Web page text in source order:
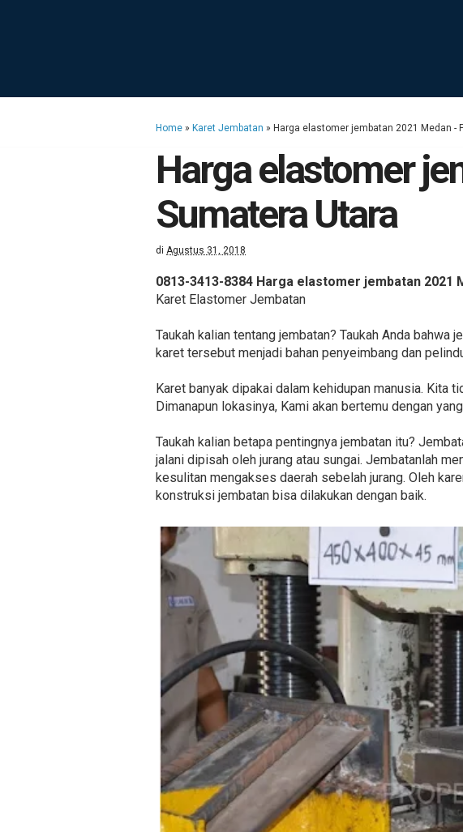
Home » Karet Jembatan » Harga elastomer jembatan 2021 Medan -
Harga elastomer
Sumatera Utara
di Agustus 31, 2018
0813-3413-8384 Harga elastomer jembatan 2021
Karet Elastomer Jembatan
Taukah kalian tentang jembatan? Taukah Anda bahwa
karet tersebut menjadi bahan penyeimbang dan
Karet banyak dipakai dalam kehidupan manusia. Kita
Dimanapun lokasinya, Kami akan bertemu dengan
Taukah kalian betapa pentingnya jembatan itu?
jalani dipisah oleh jurang atau sungai. Jembatanlah
kesulitan mengakses daerah sebelah jurang. Oleh
konstruksi jembatan bisa dilakukan dengan baik.